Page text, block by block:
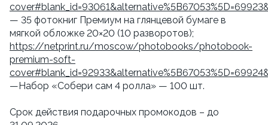
— 35 фотокниг Премиум на глянцевой бумаге в
мягкой обложке 20×20 (10 разворотов);
https://netprint.ru/moscow/photobooks/photobook-
premium-soft-
—Набор «Собери сам 4 ролла» — 100 шт.
Срок действия подарочных промокодов – до